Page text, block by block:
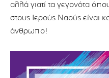
αλλά γιατί τα γεγονότα
στους Ιερούς Ναούς είναι
άνθρωπο!